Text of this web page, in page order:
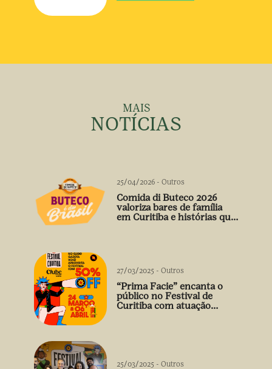
MAIS
NOTÍCIAS
25/04/2026 - Outros
Comida di Buteco 2026
valoriza bares de família
em Curitiba e histórias que
27/03/2025 - Outros
“Prima Facie” encanta o
público no Festival de
Curitiba com atuação
25/03/2025 - Outros